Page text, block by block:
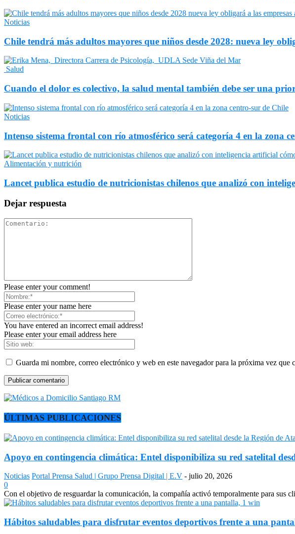
Noticias
Chile tendrá más adultos mayores que niños desde 2028: nueva ley
Salud
Cuando el dolor es colectivo, la salud mental también debe ser una
Noticias
Intenso sistema frontal con río atmosférico será categoría 4 en la zona
Alimentación y nutrición
Lancet publica estudio de nutricionistas chilenos que analizó con
Dejar respuesta
Please enter your comment!
Please enter your name here
You have entered an incorrect email address!
Please enter your email address here
Guarda mi nombre, correo electrónico y web en este navegador para la próxima vez que
ÚLTIMAS PUBLICACIONES
Apoyo en contingencia climática: Entel disponibiliza su red satelital
Noticias Portal Prensa Salud | Grupo Prensa Digital | E.V - julio 20, 2026
0
Con el objetivo de resguardar la comunicación, la compañía activó temporalmente para sus
Hábitos saludables para disfrutar eventos deportivos frente a una